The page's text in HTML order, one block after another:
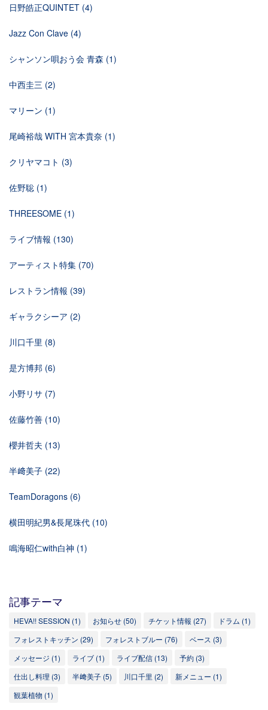
日野皓正QUINTET (4)
Jazz Con Clave (4)
シャンソン唄おう会 青森 (1)
中西圭三 (2)
マリーン (1)
尾崎裕哉 WITH 宮本貴奈 (1)
クリヤマコト (3)
佐野聡 (1)
THREESOME (1)
ライブ情報 (130)
アーティスト特集 (70)
レストラン情報 (39)
ギャラクシーア (2)
川口千里 (8)
是方博邦 (6)
小野リサ (7)
佐藤竹善 (10)
櫻井哲夫 (13)
半﨑美子 (22)
TeamDoragons (6)
横田明紀男&長尾珠代 (10)
鳴海昭仁with白神 (1)
記事テーマ
HEVA!! SESSION (1) お知らせ (50) チケット情報 (27) ドラム (1)
フォレストキッチン (29) フォレストブルー (76) ベース (3)
メッセージ (1) ライブ (1) ライブ配信 (13) 予約 (3)
仕出し料理 (3) 半﨑美子 (5) 川口千里 (2) 新メニュー (1)
観葉植物 (1)